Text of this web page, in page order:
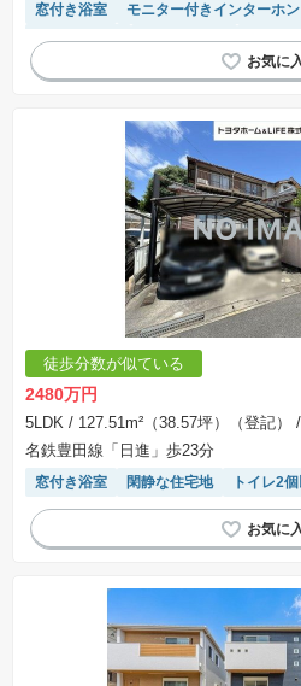
窓付き浴室
モニター付きインターホン
対面キッチン
温水洗浄便座 閑静な
システムキッチン
徒歩分数が似ている
2480万円
5LDK / 127.51m²（38.57坪）（登記）
名鉄豊田線「日進」歩23分
窓付き浴室 閑静な住宅地 トイレ2